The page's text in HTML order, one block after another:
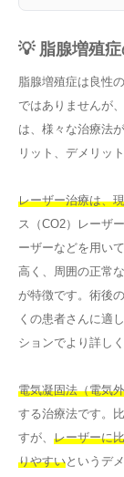
💡 脂腺増殖
脂腺増殖症は良性
ではありませんが
は、様々な治療法
リット、デメリッ
レーザー治療は、
ス（CO2）レーザ
ーザーなどを用い
高く、周囲の正常
が特徴です。術後
くの患者さんに適
ションでより詳し
電気凝固法（電気
する治療法です。
すが、 レーザーに
りやすいというデ